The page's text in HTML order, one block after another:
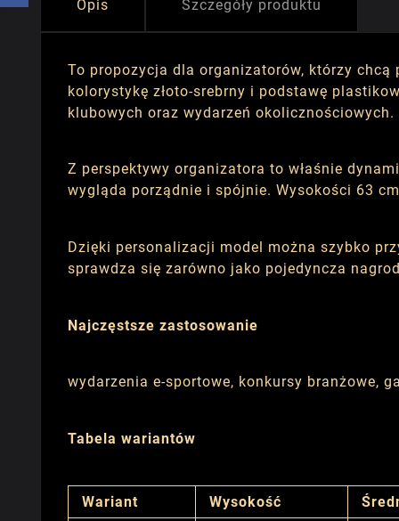
Opis Szczegóły produktu
To propozycja dla organizatorów, którzy chcą
kolorystykę złoto-srebrny i podstawę
klubowych oraz wydarzeń okolicznościowych.
Z perspektywy organizatora to właśnie
wygląda porządnie i spójnie. Wysokości 63
Dzięki personalizacji model można szybko
sprawdza się zarówno jako pojedyncza
Najczęstsze zastosowanie
wydarzenia e-sportowe, konkursy branżowe,
Tabela wariantów
Wariant Wysokość